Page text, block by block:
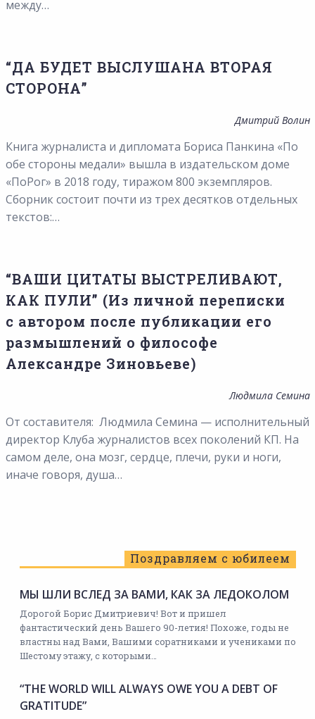
между…
“ДА БУДЕТ ВЫСЛУШАНА ВТОРАЯ
СТОРОНА”
Дмитрий Волин
Книга журналиста и дипломата Бориса Панкина «По
обе стороны медали» вышла в издательском доме
«ПоРог» в 2018 году, тиражом 800 экземпляров.
Сборник состоит почти из трех десятков отдельных
текстов:…
“ВАШИ ЦИТАТЫ ВЫСТРЕЛИВАЮТ,
КАК ПУЛИ” (Из личной переписки
с автором после публикации его
размышлений о философе
Александре Зиновьеве)
Людмила Семина
От составителя: Людмила Семина — исполнительный
директор Клуба журналистов всех поколений КП. На
самом деле, она мозг, сердце, плечи, руки и ноги,
иначе говоря, душа…
Поздравляем с юбилеем
МЫ ШЛИ ВСЛЕД ЗА ВАМИ, КАК ЗА ЛЕДОКОЛОМ
Дорогой Борис Дмитриевич! Вот и пришел
фантастический день Вашего 90-летия! Похоже, годы не
властны над Вами, Вашими соратниками и учениками по
Шестому этажу, с которыми…
“THE WORLD WILL ALWAYS OWE YOU A DEBT OF
GRATITUDE”